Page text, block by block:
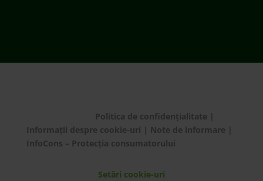
Politica de confidențialitate
Informații despre cookie-uri
Note de informare
InfoCons – Protecția consumatorului
Setări cookie-uri